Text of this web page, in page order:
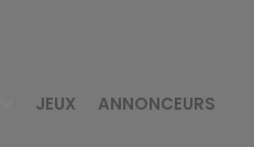
JEUX ANNONCEURS